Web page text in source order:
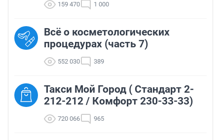
159 470 1 000
Всё о косметологических
процедурах (часть 7)
552 030 389
Такси Мой Город ( Стандарт 2-
212-212 / Комфорт 230-33-33)
720 066 965